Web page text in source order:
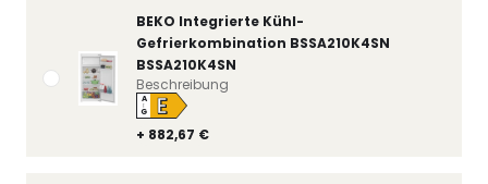
BEKO Integrierte Kühl-
Gefrierkombination BSSA210K4SN
BSSA210K4SN
+ 882,67 €
A
↑
G E
Beschreibung